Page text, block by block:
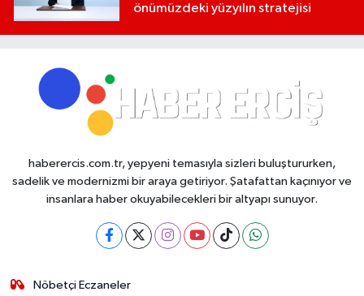
önümüzdeki yüzyılın stratejisi
haberercis.com.tr, yepyeni temasıyla sizleri buluştururken,
sadelik ve modernizmi bir araya getiriyor. Şatafattan kaçınıyor ve
insanlara haber okuyabilecekleri bir altyapı sunuyor.
Nöbetçi Eczaneler